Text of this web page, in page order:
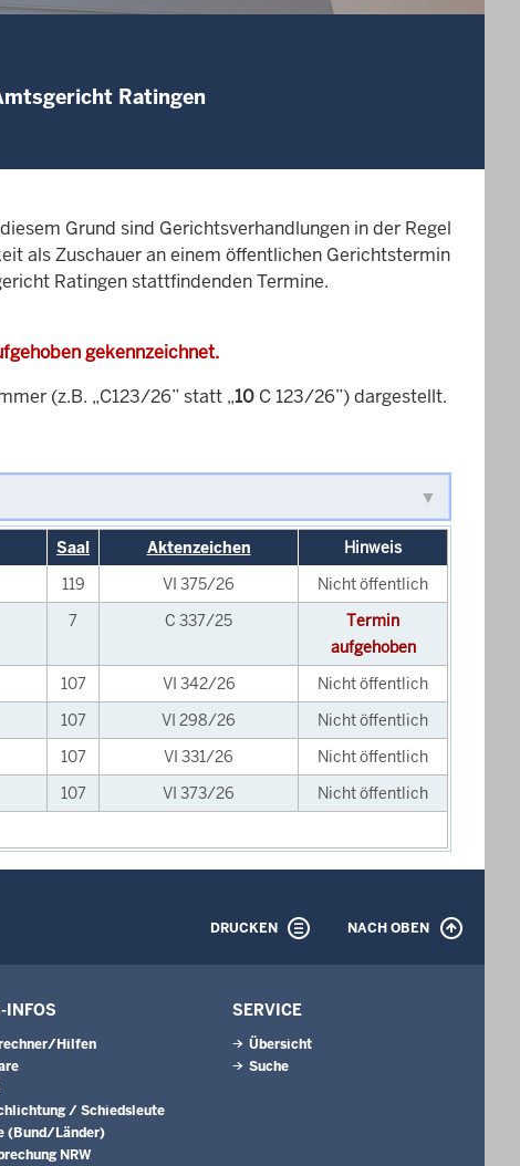
Ratingen
Grund sind Gerichtsverhandlungen in der Regel
als Zuschauer an einem öffentlichen Gerichtstermin
Ratingen stattfindenden Termine.
gekennzeichnet.
(z.B. „C123/26” statt „10 C 123/26”) dargestellt.
Saal Aktenzeichen
Hinweis
119 VI 375/26
Nicht öffentlich
7 C 337/25
Termin
aufgehoben
107 VI 342/26
Nicht öffentlich
107 VI 298/26
Nicht öffentlich
107 VI 331/26
Nicht öffentlich
107 VI 373/26
Nicht öffentlich
DRUCKEN NACH OBEN
INFOS
Hilfen
/ Schiedsleute
(Bund/Länder)
NRW
SERVICE
Übersicht
Suche